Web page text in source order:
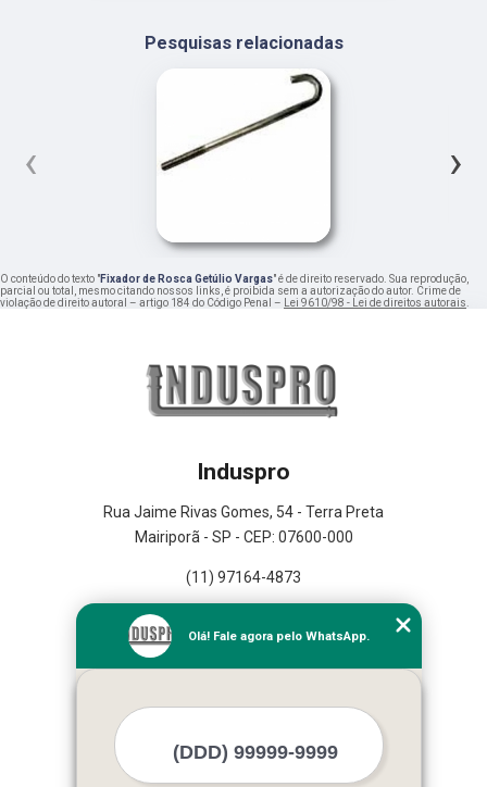
Pesquisas relacionadas
‹ ›
O conteúdo do texto "Fixador de Rosca Getúlio Vargas" é de direito reservado. Sua reprodução,
parcial ou total, mesmo citando nossos links, é proibida sem a autorização do autor. Crime de
violação de direito autoral – artigo 184 do Código Penal – Lei 9610/98 - Lei de direitos autorais.
Induspro
Rua Jaime Rivas Gomes, 54 - Terra Preta
Mairiporã - SP - CEP: 07600-000
(11) 97164-4873
Empresa
Missão
Mapa do site
Mais Serviços
Olá! Fale agora pelo WhatsApp.